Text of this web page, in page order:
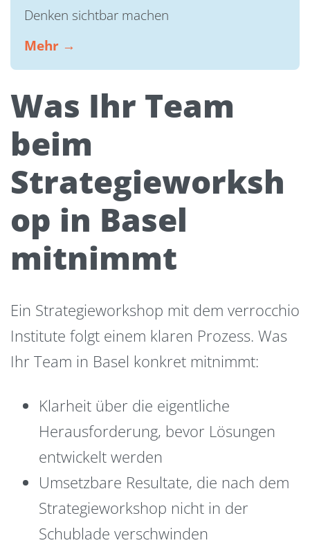
Denken sichtbar machen
Mehr →
Was Ihr Team
beim
Strategieworksh
op in Basel
mitnimmt
Ein Strategieworkshop mit dem verrocchio
Institute folgt einem klaren Prozess. Was
Ihr Team in Basel konkret mitnimmt:
Klarheit über die eigentliche
Herausforderung, bevor Lösungen
entwickelt werden
Umsetzbare Resultate, die nach dem
Strategieworkshop nicht in der
Schublade verschwinden